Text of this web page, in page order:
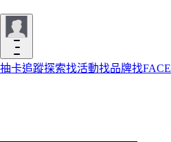
抽卡追蹤探索找活動找品牌找FACE